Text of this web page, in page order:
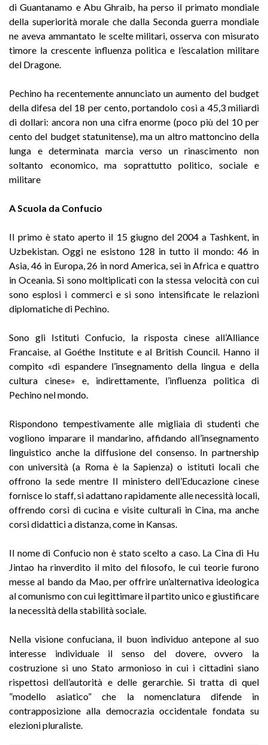
di Guantanamo e Abu Ghraib, ha perso il primato mondiale
della superiorità morale che dalla Seconda guerra mondiale
ne aveva ammantato le scelte militari, osserva con misurato
timore la crescente influenza politica e l’escalation militare
del Dragone.
Pechino ha recentemente annunciato un aumento del budget
della difesa del 18 per cento, portandolo così a 45,3 miliardi
di dollari: ancora non una cifra enorme (poco più del 10 per
cento del budget statunitense), ma un altro mattoncino della
lunga e determinata marcia verso un rinascimento non
soltanto economico, ma soprattutto politico, sociale e
militare
A Scuola da Confucio
II primo è stato aperto il 15 giugno del 2004 a Tashkent, in
Uzbekistan. Oggi ne esistono 128 in tutto il mondo: 46 in
Asia, 46 in Europa, 26 in nord America, sei in Africa e quattro
in Oceania. Si sono moltiplicati con la stessa velocità con cui
sono esplosi i commerci e si sono intensificate le relazioni
diplomatiche di Pechino.
Sono gli Istituti Confucio, la risposta cinese all’Alliance
Francaise, al Goéthe Institute e al British Council. Hanno il
compito «di espandere l’insegnamento della lingua e della
cultura cinese» e, indirettamente, l’influenza politica di
Pechino nel mondo.
Rispondono tempestivamente alle migliaia di studenti che
vogliono imparare il mandarino, affidando all’insegnamento
linguistico anche la diffusione del consenso. In partnership
con università (a Roma è la Sapienza) o istituti locali che
offrono la sede mentre II ministero dell’Educazione cinese
fornisce lo staff, si adattano rapidamente alle necessità locali,
offrendo corsi di cucina e visite culturali in Cina, ma anche
corsi didattici a distanza, come in Kansas.
Il nome di Confucio non è stato scelto a caso. La Cina di Hu
Jintao ha rinverdito il mito del filosofo, le cui teorie furono
messe al bando da Mao, per offrire un’alternativa ideologica
al comunismo con cui legittimare il partito unico e giustificare
la necessità della stabilità sociale.
Nella visione confuciana, il buon individuo antepone al suo
interesse individuale il senso del dovere, ovvero la
costruzione si uno Stato armonioso in cui i cittadini siano
rispettosi dell’autorità e delle gerarchie. Si tratta di quel
”modello asiatico” che la nomenclatura difende in
contrapposizione alla democrazia occidentale fondata su
elezioni pluraliste.